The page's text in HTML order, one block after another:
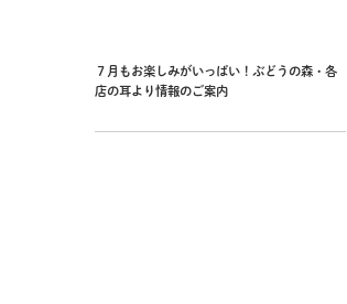
７月もお楽しみがいっぱい！ぶどうの森・各
店の耳より情報のご案内